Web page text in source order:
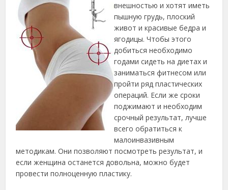
внешностью и хотят иметь
пышную грудь, плоский
живот и красивые бедра и
ягодицы. Чтобы этого
добиться необходимо
годами сидеть на диетах и
заниматься фитнесом или
пройти ряд пластических
операций. Если же сроки
поджимают и необходим
срочный результат, лучше
всего обратиться к
малоинвазивным
методикам. Они позволяют посмотреть результат, и
если женщина останется довольна, можно будет
провести полноценную пластику.